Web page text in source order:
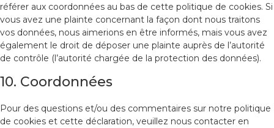
référer aux coordonnées au bas de cette politique de cookies. Si
vous avez une plainte concernant la façon dont nous traitons
vos données, nous aimerions en être informés, mais vous avez
également le droit de déposer une plainte auprès de l’autorité
de contrôle (l’autorité chargée de la protection des données).
10. Coordonnées
Pour des questions et/ou des commentaires sur notre politique
de cookies et cette déclaration, veuillez nous contacter en